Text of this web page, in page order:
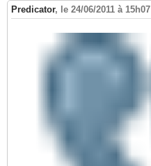
Predicator, le 24/06/2011 à 15h07